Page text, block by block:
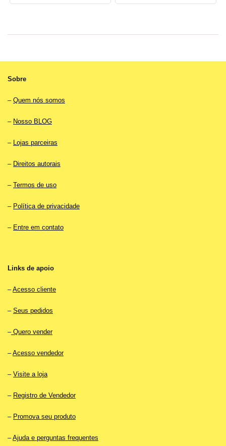
Sobre
– Quem nós somos
– Nosso BLOG
– Lojas parceiras
– Direitos autorais
– Termos de uso
– Política de privacidade
– Entre em contato
Links de apoio
–Acesso cliente
– Seus pedidos
–Quero vender
–Acesso vendedor
– Visite a loja
– Registro de Vendedor
– Promova seu produto
–Ajuda e perguntas frequentes